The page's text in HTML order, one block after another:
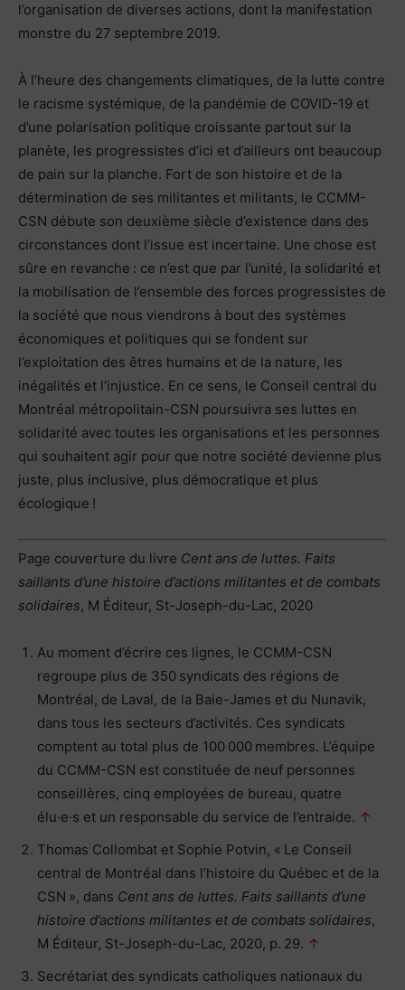
l’organisation de diverses actions, dont la manifestation
monstre du 27 septembre 2019.
À l’heure des changements climatiques, de la lutte contre
le racisme systémique, de la pandémie de COVID-19 et
d’une polarisation politique croissante partout sur la
planète, les progressistes d’ici et d’ailleurs ont beaucoup
de pain sur la planche. Fort de son histoire et de la
détermination de ses militantes et militants, le CCMM-
CSN débute son deuxième siècle d’existence dans des
circonstances dont l’issue est incertaine. Une chose est
sûre en revanche : ce n’est que par l’unité, la solidarité et
la mobilisation de l’ensemble des forces progressistes de
la société que nous viendrons à bout des systèmes
économiques et politiques qui se fondent sur
l’exploitation des êtres humains et de la nature, les
inégalités et l’injustice. En ce sens, le Conseil central du
Montréal métropolitain-CSN poursuivra ses luttes en
solidarité avec toutes les organisations et les personnes
qui souhaitent agir pour que notre société devienne plus
juste, plus inclusive, plus démocratique et plus
écologique !
Page couverture du livre Cent ans de luttes. Faits
saillants d’une histoire d’actions militantes et de combats
solidaires, M Éditeur, St-Joseph-du-Lac, 2020
Au moment d’écrire ces lignes, le CCMM-CSN
regroupe plus de 350 syndicats des régions de
Montréal, de Laval, de la Baie-James et du Nunavik,
dans tous les secteurs d’activités. Ces syndicats
comptent au total plus de 100 000 membres. L’équipe
du CCMM-CSN est constituée de neuf personnes
conseillères, cinq employées de bureau, quatre
élu·e·s et un responsable du service de l’entraide. ↑
Thomas Collombat et Sophie Potvin, « Le Conseil
central de Montréal dans l’histoire du Québec et de la
CSN », dans Cent ans de luttes. Faits saillants d’une
histoire d’actions militantes et de combats solidaires,
M Éditeur, St-Joseph-du-Lac, 2020, p. 29. ↑
Secrétariat des syndicats catholiques nationaux du